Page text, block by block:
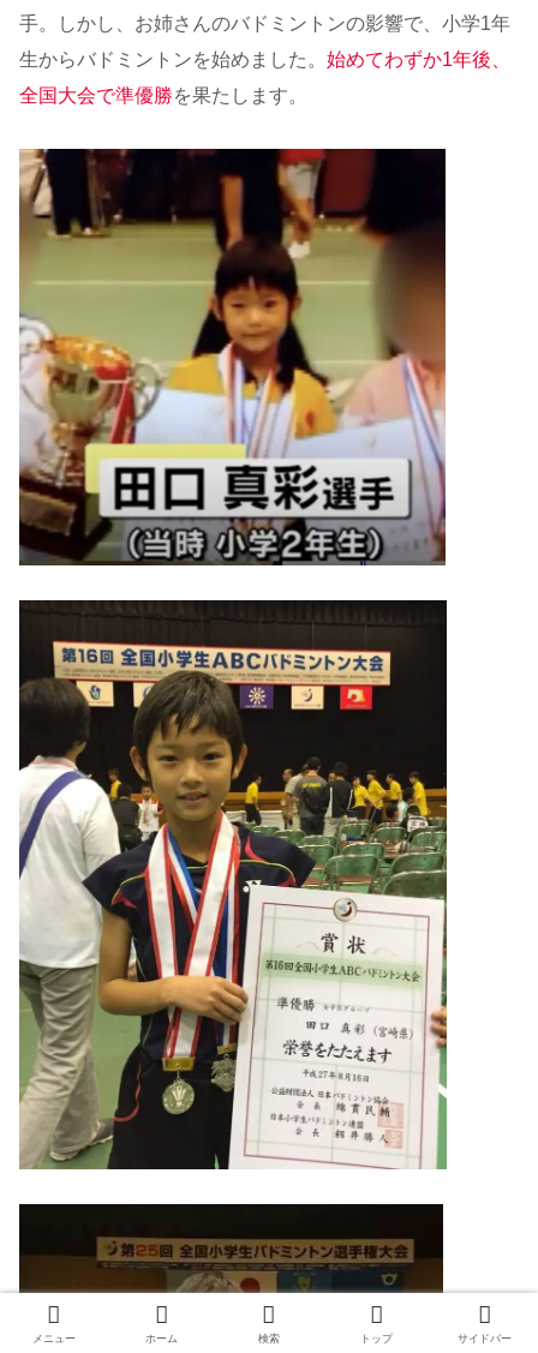
手。しかし、お姉さんのバドミントンの影響で、小学1年
生からバドミントンを始めました。 始めてわずか1年後、
全国大会で準優勝を果たします。
メニュー ホーム 検索 トップ サイドバー